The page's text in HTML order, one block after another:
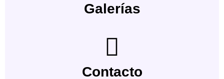
Galerías
Contacto